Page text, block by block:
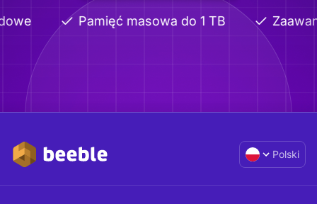
Pamięć masowa do 1 TB
Polski